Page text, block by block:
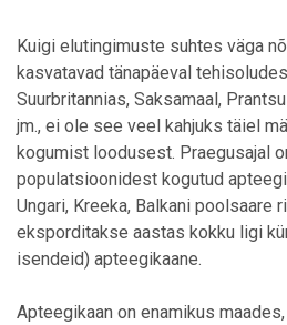
Kuigi elutingimuste suhtes väga
kasvatavad tänapäeval
Suurbritannias, Saksamaal,
jm., ei ole see veel kahjuks täiel
kogumist loodusest. Praegusajal
populatsioonidest kogutud
Ungari, Kreeka, Balkani poolsaare
eksporditakse aastas kokku ligi
isendeid) apteegikaane.
Apteegikaan on enamikus